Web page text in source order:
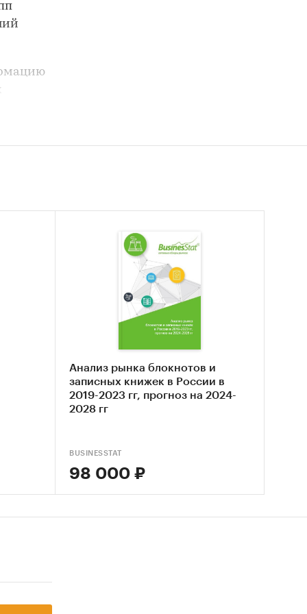
и
и
Анализ рынка блокнотов и
записных книжек в России в
2019-2023 гг, прогноз на 2024-
2028 гг
BUSINESSTAT
98 000 ₽